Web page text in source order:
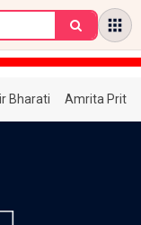
Bharati Amrita